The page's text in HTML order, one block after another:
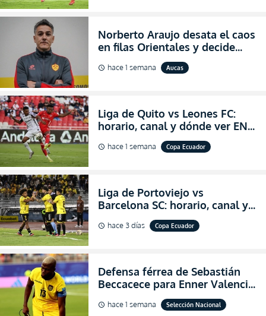
Norberto Araujo desata el caos
en filas Orientales y decide
abandonar la dirección técnica
de Aucas
schedule hace 1 semana Aucas
Liga de Quito vs Leones FC:
horario, canal y dónde ver EN
VIVO los octavos de final de la
Copa Ecuador 2026
schedule hace 1 semana Copa Ecuador
Liga de Portoviejo vs
Barcelona SC: horario, canal y
dónde ver EN VIVO los octavos
de final de la Copa Ecuador
schedule hace 3 días Copa Ecuador
Defensa férrea de Sebastián
Beccacece para Enner Valencia
al indicar que era el hombre
indicado para Ecuador
schedule hace 1 semana Selección Nacional